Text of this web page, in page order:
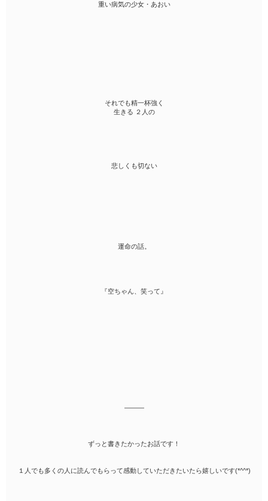
重い病気の少女・あおい
それでも精一杯強く
生きる ２人の
悲しくも切ない
運命の話。
『空ちゃん、笑って』
―――
ずっと書きたかったお話です！
１人でも多くの人に読んでもらって感動していただきたいたら嬉しいです(*^^*)